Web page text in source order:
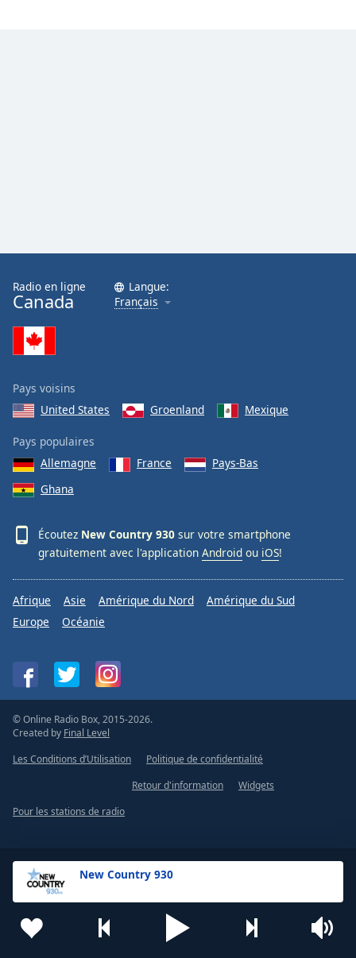
Reset
Done
Close
Modal
End
dialog
window.
New Country 930
Radio en ligne
Canada
Langue:
Français
Pays voisins
United States
Groenland Mexique
Pays populaires
Allemagne
France
Pays-Bas
Ghana
Écoutez New Country 930 sur votre smartphone
gratuitement avec l'application Android ou iOS!
Afrique Asie Amérique du Nord
Amérique du Sud
Europe
Océanie
© Online Radio Box, 2015-2026.
Created by Final Level
Les Conditions d’Utilisation
Politique de confidentialité
Retour d'information
Widgets
Pour les stations de radio